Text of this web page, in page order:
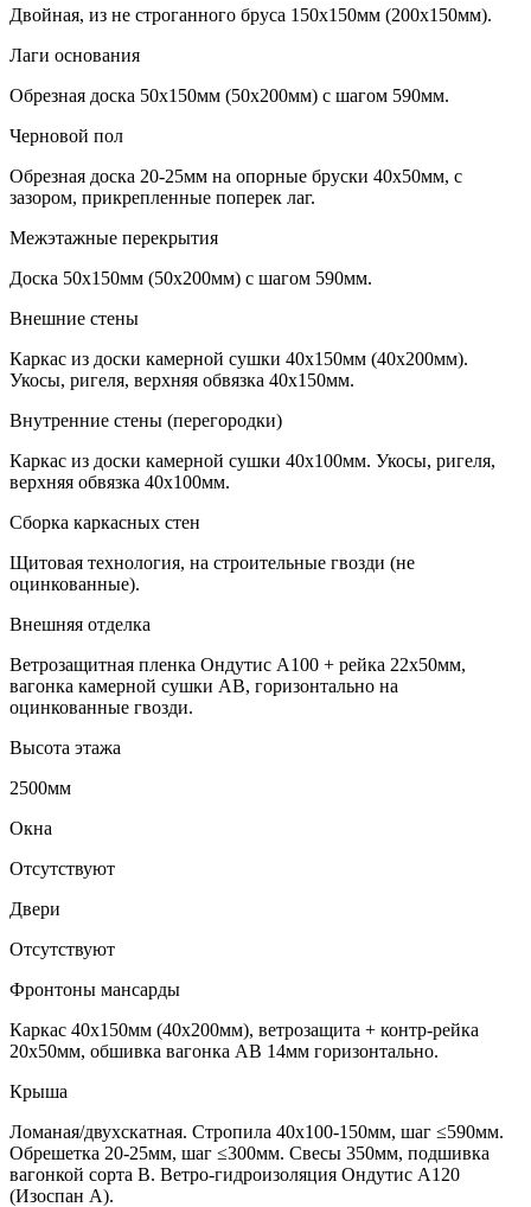
Двойная, из не строганного бруса 150х150мм (200х150мм).
Лаги основания
Обрезная доска 50х150мм (50х200мм) с шагом 590мм.
Черновой пол
Обрезная доска 20-25мм на опорные бруски 40х50мм, с
зазором, прикрепленные поперек лаг.
Межэтажные перекрытия
Доска 50х150мм (50х200мм) с шагом 590мм.
Внешние стены
Каркас из доски камерной сушки 40х150мм (40х200мм).
Укосы, ригеля, верхняя обвязка 40х150мм.
Внутренние стены (перегородки)
Каркас из доски камерной сушки 40х100мм. Укосы, ригеля,
верхняя обвязка 40х100мм.
Сборка каркасных стен
Щитовая технология, на строительные гвозди (не
оцинкованные).
Внешняя отделка
Ветрозащитная пленка Ондутис А100 + рейка 22х50мм,
вагонка камерной сушки АВ, горизонтально на
оцинкованные гвозди.
Высота этажа
2500мм
Окна
Отсутствуют
Двери
Отсутствуют
Фронтоны мансарды
Каркас 40х150мм (40х200мм), ветрозащита + контр-рейка
20х50мм, обшивка вагонка АВ 14мм горизонтально.
Крыша
Ломаная/двухскатная. Стропила 40х100-150мм, шаг ≤590мм.
Обрешетка 20-25мм, шаг ≤300мм. Свесы 350мм, подшивка
вагонкой сорта В. Ветро-гидроизоляция Ондутис А120
(Изоспан А).